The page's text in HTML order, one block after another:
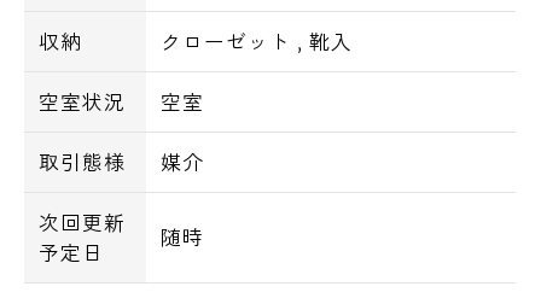
収納 クローゼット , 靴入
空室状況 空室
取引態様 媒介
次回更新
予定日
随時